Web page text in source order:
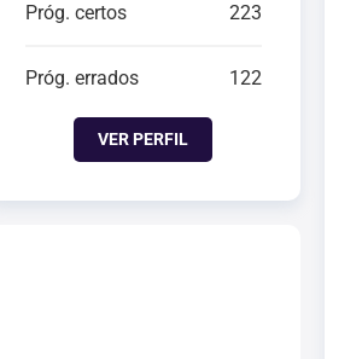
Próg. certos 223
Próg. errados 122
VER PERFIL